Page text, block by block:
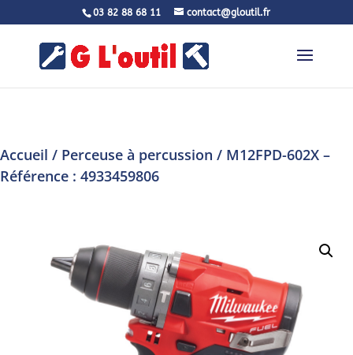
03 82 88 68 11 contact@gloutil.fr
Accueil / Perceuse à percussion / M12FPD-602X –
Référence : 4933459806